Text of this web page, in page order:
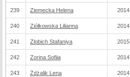
239 Ziemecka Helena 2014
240 Ziółkowska Lilianna 2014
241 Zlobich Stafaniya 2015
242 Zorina Sofiia 2014
243 Żdżalik Lena 2014